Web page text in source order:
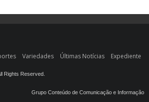
Variedades Últimas Notícias Expediente
Rights Reserved.
Grupo Conteúdo de Comunicação e Informação